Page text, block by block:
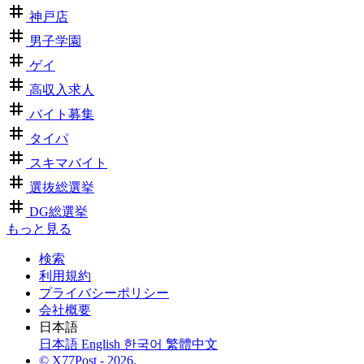
神戸店
男子学園
ゲイ
高収入求人
バイト募集
タイパ
スキマバイト
選抜総選挙
DG総選挙
もっと見る
検索
利用規約
プライバシーポリシー
会社概要
日本語
日本語 English 한국어 繁體中文
© X77Post - 2026.